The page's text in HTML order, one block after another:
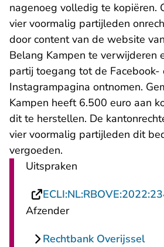
nagenoeg volledig te kopiëren.
vier voormalig partijleden
door content van de website
Belang Kampen te verwijderen
partij toegang tot de Facebook-
Instagrampagina ontnomen.
Kampen heeft 6.500 euro aan
dit te herstellen. De
vier voormalig partijleden dit
vergoeden.
Uitspraken
Afzender
Rechtbank Overijssel